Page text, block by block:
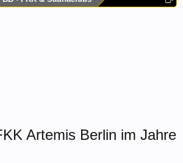
Artemis Berlin im Jahre